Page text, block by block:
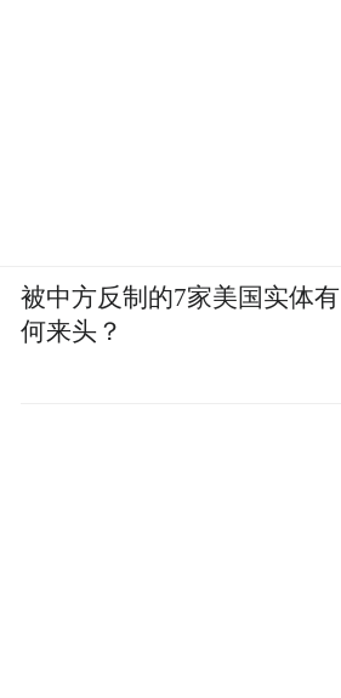
被中方反制的7家美国实体有
何来头？